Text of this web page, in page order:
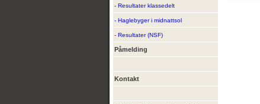
- Resultater klassedelt
- Haglebyger i midnattsol
- Resultater (NSF)
Påmelding
Kontakt